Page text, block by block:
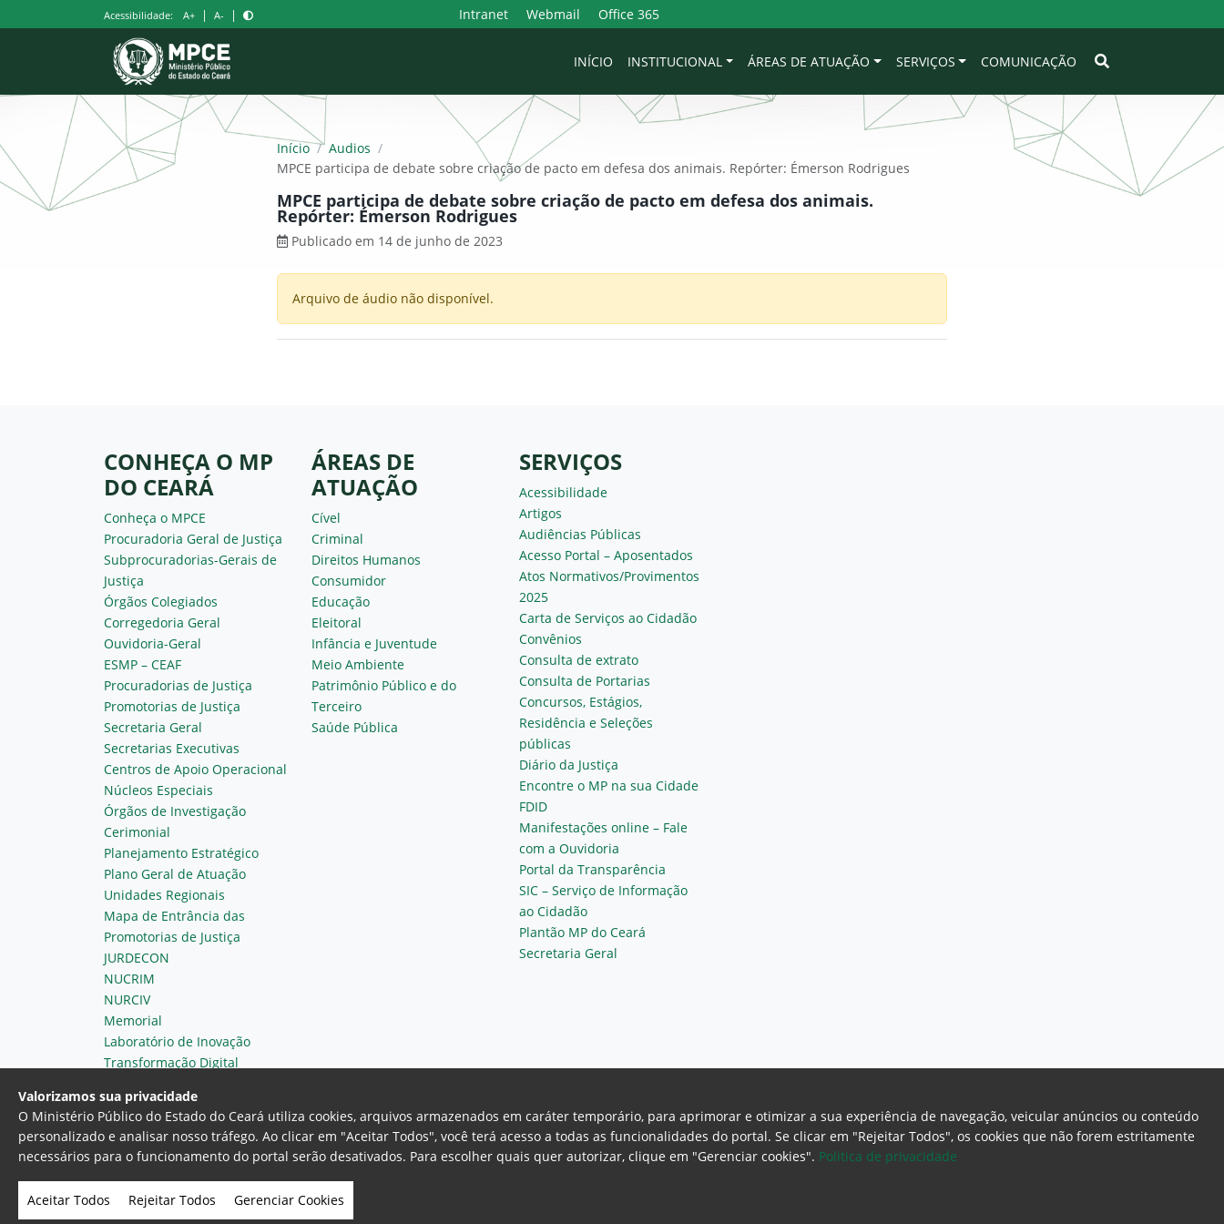
para
Acessibilidade: A+ | A- | Intranet Webmail Office 365
INÍCIO INSTITUCIONAL ÁREAS DE ATUAÇÃO SERVIÇOS COMUNICAÇÃO
Início / Audios /
MPCE participa de debate sobre criação de pacto em defesa dos animais. Repórter: Émerson Rodrigues
MPCE participa de debate sobre criação de pacto em defesa dos animais.
Repórter: Émerson Rodrigues
Publicado em 14 de junho de 2023
Arquivo de áudio não disponível.
CONHEÇA O MP
DO CEARÁ
Conheça o MPCE
Procuradoria Geral de Justiça
Subprocuradorias-Gerais de
Justiça
Órgãos Colegiados
Corregedoria Geral
Ouvidoria-Geral
ESMP – CEAF
Procuradorias de Justiça
Promotorias de Justiça
Secretaria Geral
Secretarias Executivas
Centros de Apoio Operacional
Núcleos Especiais
Órgãos de Investigação
Cerimonial
Planejamento Estratégico
Plano Geral de Atuação
Unidades Regionais
Mapa de Entrância das
Promotorias de Justiça
JURDECON
NUCRIM
NURCIV
Memorial
Laboratório de Inovação
Transformação Digital
ÁREAS DE
ATUAÇÃO
Cível
Criminal
Direitos Humanos
Consumidor
Educação
Eleitoral
Infância e Juventude
Meio Ambiente
Patrimônio Público e do
Terceiro
Saúde Pública
SERVIÇOS
Acessibilidade
Artigos
Audiências Públicas
Acesso Portal – Aposentados
Atos Normativos/Provimentos
2025
Carta de Serviços ao Cidadão
Convênios
Consulta de extrato
Consulta de Portarias
Concursos, Estágios,
Residência e Seleções
públicas
Diário da Justiça
Encontre o MP na sua Cidade
FDID
Manifestações online – Fale
com a Ouvidoria
Portal da Transparência
SIC – Serviço de Informação
ao Cidadão
Plantão MP do Ceará
Secretaria Geral
Ministério Público do Estado do Ceará Procuradoria Geral de Justiça
Av. Gen. Afonso Albuquerque Lima, 130 - Cambeba - CEP: 60.822-325
- Fortaleza, Ceará. Brasil
Valorizamos sua privacidade
O Ministério Público do Estado do Ceará utiliza cookies, arquivos armazenados em caráter temporário, para aprimorar e otimizar a sua experiência de navegação, veicular anúncios ou conteúdo
personalizado e analisar nosso tráfego. Ao clicar em "Aceitar Todos", você terá acesso a todas as funcionalidades do portal. Se clicar em "Rejeitar Todos", os cookies que não forem estritamente
necessários para o funcionamento do portal serão desativados. Para escolher quais quer autorizar, clique em "Gerenciar cookies". Politica de privacidade
Aceitar Todos Rejeitar Todos Gerenciar Cookies